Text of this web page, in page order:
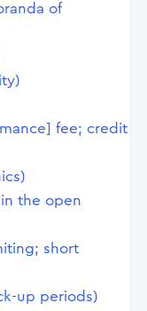
of
fee; credit
the open
short
up periods)